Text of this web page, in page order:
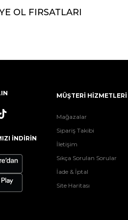
OL FIRSATLARI
İNDİRİN
MÜŞTERİ HİZMETLERİ
Mağazalar
Sipariş Takibi
İletişim
Sıkça Sorulan Sorular
İade & İptal
Site Haritası